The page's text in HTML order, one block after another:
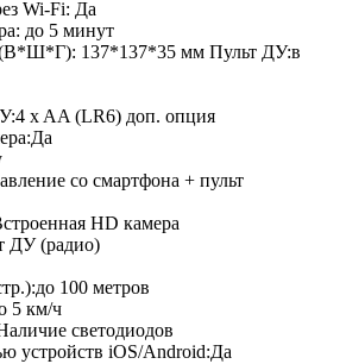
Wi-Fi: Да
до 5 минут
(В*Ш*Г): 137*137*35 мм Пульт ДУ:в
x AA (LR6) доп. опция
со смартфона + пульт
HD камера
ДУ (радио)
100 метров
5 км/ч
светодиодов
устройств iOS/Android:Да